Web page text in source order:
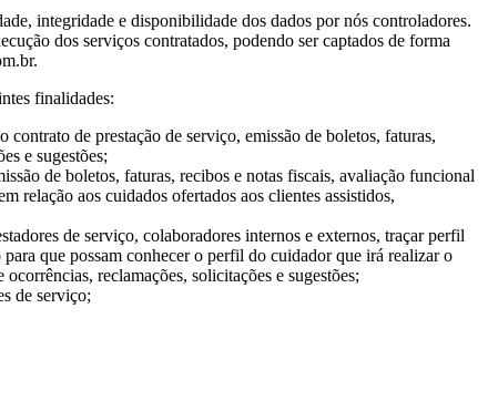
integridade e disponibilidade dos dados por nós controladores.
dos serviços contratados, podendo ser captados de forma
finalidades:
de prestação de serviço, emissão de boletos, faturas,
e sugestões;
de boletos, faturas, recibos e notas fiscais, avaliação funcional
relação aos cuidados ofertados aos clientes assistidos,
de serviço, colaboradores internos e externos, traçar perfil
que possam conhecer o perfil do cuidador que irá realizar o
reclamações, solicitações e sugestões;
de serviço;